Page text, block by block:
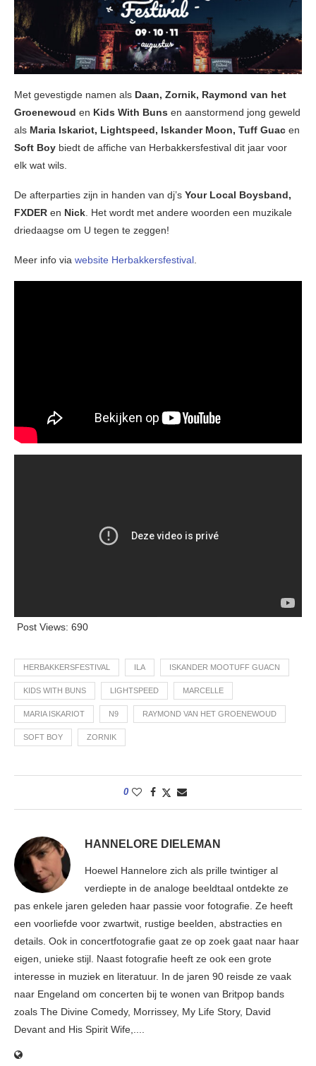
Met gevestigde namen als Daan, Zornik, Raymond van het
Groenewoud en Kids With Buns en aanstormend jong geweld
als Maria Iskariot, Lightspeed, Iskander Moon, Tuff Guac en
Soft Boy biedt de affiche van Herbakkersfestival dit jaar voor
elk wat wils.
De afterparties zijn in handen van dj’s Your Local Boysband,
FXDER en Nick . Het wordt met andere woorden een muzikale
driedaagse om U tegen te zeggen!
Meer info via website Herbakkersfestival
Post Views: 690
HERBAKKERSFESTIVAL ILA ISKANDER MOOTUFF GUACN
KIDS WITH BUNS LIGHTSPEED MARCELLE
MARIA ISKARIOT N9 RAYMOND VAN HET GROENEWOUD
SOFT BOY ZORNIK
0
HANNELORE DIELEMAN
Hoewel Hannelore zich als prille twintiger al
verdiepte in de analoge beeldtaal ontdekte ze
pas enkele jaren geleden haar passie voor fotografie. Ze heeft
een voorliefde voor zwartwit, rustige beelden, abstracties en
details. Ook in concertfotografie gaat ze op zoek gaat naar haar
eigen, unieke stijl. Naast fotografie heeft ze ook een grote
interesse in muziek en literatuur. In de jaren 90 reisde ze vaak
naar Engeland om concerten bij te wonen van Britpop bands
zoals The Divine Comedy, Morrissey, My Life Story, David
Devant and His Spirit Wife,....